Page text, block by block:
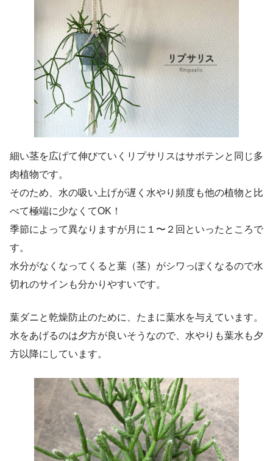
細い茎を広げて伸びていくリプサリスはサボテンと同じ多
肉植物です。
そのため、水の吸い上げが遅く水やり頻度も他の植物と比
べて極端に少なくてOK！
季節によって異なりますが月に１〜２回といったところで
す。
水分がなくなってくると葉（茎）がシワっぽくなるので水
切れのサインも分かりやすいです。
葉ダニと乾燥防止のために、たまに葉水を与えています。
水をあげるのは夕方が良いそうなので、水やりも葉水も夕
方以降にしています。